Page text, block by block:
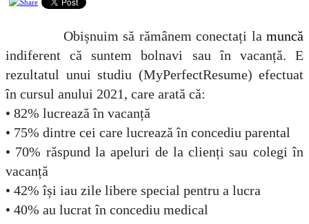
Obișnuim să rămânem conectați la muncă
indiferent că suntem bolnavi sau în vacanță. E
rezultatul unui studiu (MyPerfectResume) efectuat
în cursul anului 2021, care arată că:
• 82% lucrează în vacanță
• 75% dintre cei care lucrează în concediu parental
• 70% răspund la apeluri de la clienți sau colegi în
vacanță
• 42% își iau zile libere special pentru a lucra
• 40% au lucrat în concediu medical